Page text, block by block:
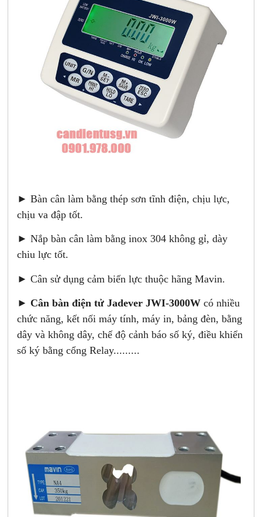
► Bàn cân làm bằng thép sơn tĩnh điện, chịu lực,
chịu va đập tốt.
► Nắp bàn cân làm bằng inox 304 không gỉ, dày
chiu lực tốt.
► Cân sử dụng cảm biến lực thuộc hãng Mavin.
► Cân bàn điện tử Jadever JWI-3000W có nhiều
chức năng, kết nối máy tính, máy in, bảng đèn, bằng
dây và không dây, chế độ cảnh báo số ký, điều khiển
số ký bằng cổng Relay.........